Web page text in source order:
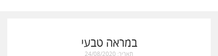
במראה טבעי
תאריך: 24/08/2020